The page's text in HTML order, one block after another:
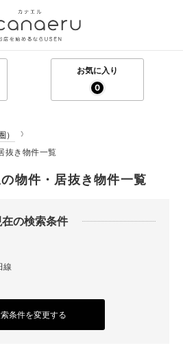
お気に入り
0
）
抜き物件一覧
物件・居抜き物件一覧
の検索条件
線
条件を変更する